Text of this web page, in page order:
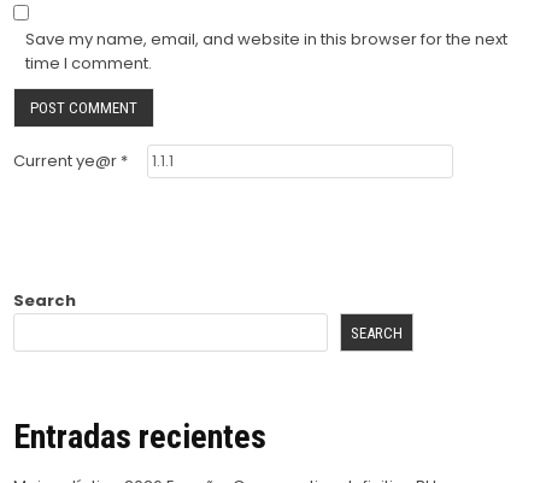
Save my name, email, and website in this browser for the next
time I comment.
Current ye@r *
Search
SEARCH
Entradas recientes